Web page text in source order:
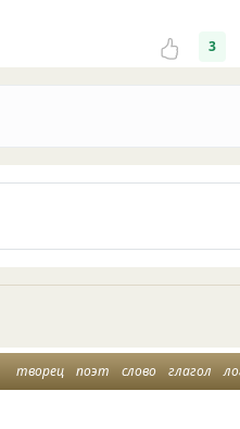
3
творец поэт слово глагол